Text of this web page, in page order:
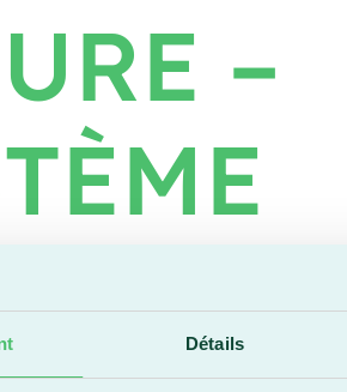
Détails
–